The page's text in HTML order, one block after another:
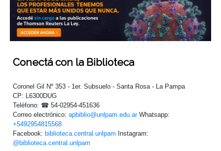
Conectá con la Biblioteca
Coronel Gil Nº 353 - 1er. Subsuelo - Santa Rosa - La Pampa
CP: L6300DUG
Teléfono: ☎ 54-02954-451636
Correo electrónico: apbiblio@unlpam.edu.arWhatsapp:
+5492954815568
Facebook: biblioteca.central.unlpam Instagram:
@biblioteca.central.unlpam